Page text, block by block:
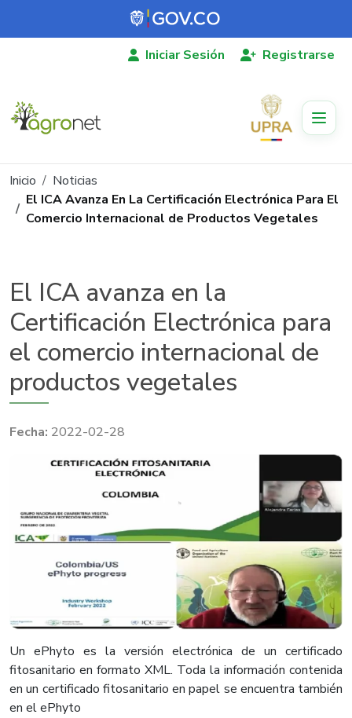
Pasar al contenido principal
Iniciar Sesión Registrarse
Ruta de navegación
Inicio
Noticias
El ICA Avanza En La Certificación Electrónica Para El
Comercio Internacional de Productos Vegetales
El ICA avanza en la
Certificación Electrónica para
el comercio internacional de
productos vegetales
2022-02-28
Un ePhyto es la versión electrónica de un certificado
fitosanitario en formato XML. Toda la información contenida
en un certificado fitosanitario en papel se encuentra también
en el ePhyto